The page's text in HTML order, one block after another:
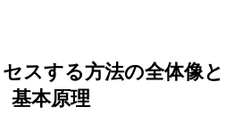
スする方法の全体像と
基本原理